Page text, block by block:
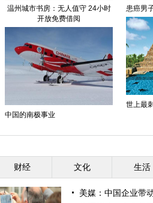
温州城市书房：无人值守 24小时
开放免费借阅
中国的南极事业
患癌男
世上最
财经 文化 生活
美媒：中国企业带